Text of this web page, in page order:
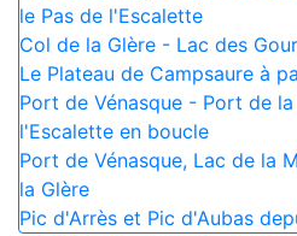
le Pas de l'Escalette
Col de la Glère - Lac des
Le Plateau de Campsaure à
Port de Vénasque - Port de
l'Escalette en boucle
Port de Vénasque, Lac de la
la Glère
Pic d'Arrès et Pic d'Aubas